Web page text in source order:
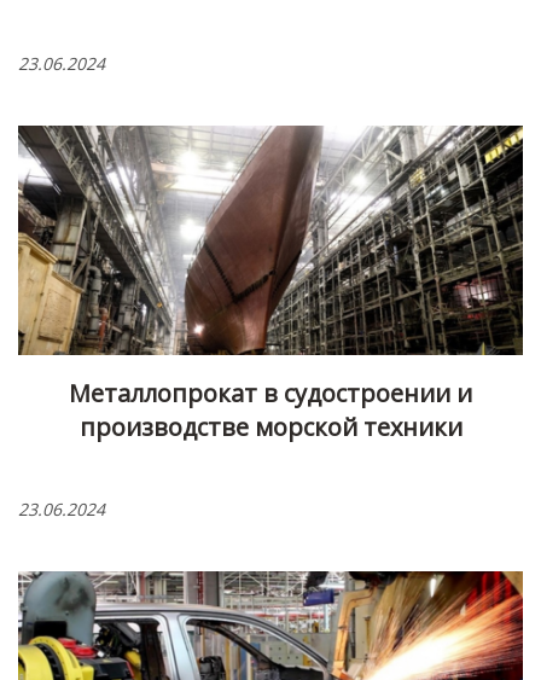
23.06.2024
Металлопрокат в судостроении и
производстве морской техники
23.06.2024